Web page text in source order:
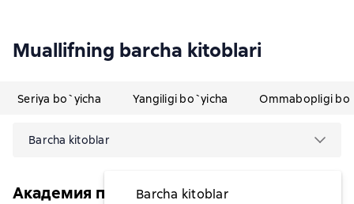
Muallifning barcha kitoblari
Seriya bo`yicha Yangiligi bo`yicha Ommabopligi
Barcha kitoblar
Barcha kitoblar
Академия победителей